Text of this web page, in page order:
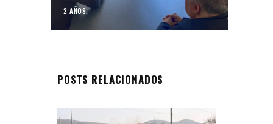
2 AÑOS.
POSTS RELACIONADOS